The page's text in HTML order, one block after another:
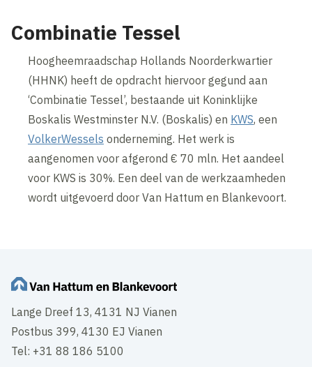
Combinatie Tessel
Hoogheemraadschap Hollands Noorderkwartier
(HHNK) heeft de opdracht hiervoor gegund aan
‘Combinatie Tessel’, bestaande uit Koninklijke
Boskalis Westminster N.V. (Boskalis) en KWS, een
VolkerWessels onderneming. Het werk is
aangenomen voor afgerond € 70 mln. Het aandeel
voor KWS is 30%. Een deel van de werkzaamheden
wordt uitgevoerd door Van Hattum en Blankevoort.
Lange Dreef 13, 4131 NJ Vianen
Postbus 399, 4130 EJ Vianen
Tel: +31 88 186 5100